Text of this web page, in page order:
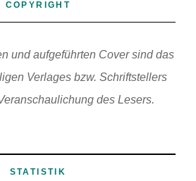
COPYRIGHT
und aufgeführten Cover sind das
Verlages bzw. Schriftstellers
des Lesers.
STATISTIK